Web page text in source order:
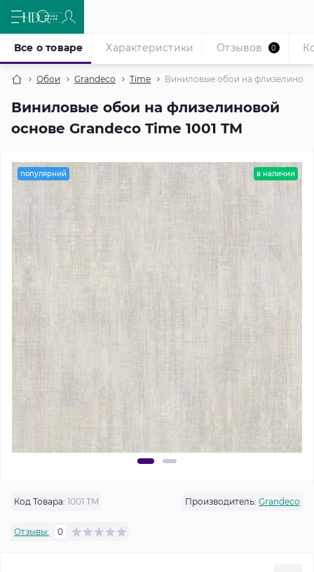
Обои Grandeco Time Виниловые обои на
Виниловые обои на флизелиновой
основе Grandeco Time 1001 TM
Все о товаре Характеристики Отзывов 0
популярний в наличии
Код Товара: 1001 TM Производитель: Grandeco
Отзывы: 0